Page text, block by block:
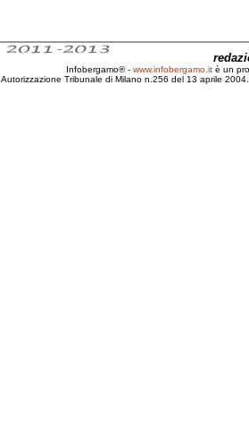
Infobergamo® - www.infobergamo.it è un
Autorizzazione Tribunale di Milano n.256 del 13 aprile